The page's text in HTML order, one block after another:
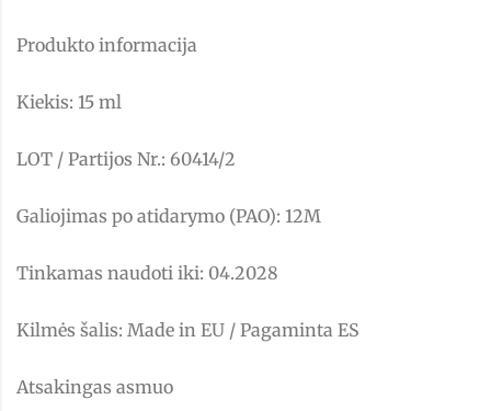
Produkto informacija
Kiekis: 15 ml
LOT / Partijos Nr.: 60414/2
Galiojimas po atidarymo (PAO): 12M
Tinkamas naudoti iki: 04.2028
Kilmės šalis: Made in EU / Pagaminta ES
Atsakingas asmuo